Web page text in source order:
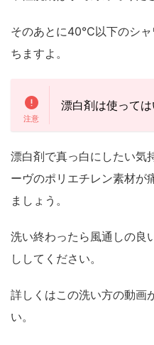
そのあとに40℃以下のシャ
ちますよ。
漂白剤は使っては
漂白剤で真っ白にしたい気
ーヴのポリエチレン素材が
ましょう。
洗い終わったら風通しの良
ししてください。
詳しくはこの洗い方の動画
い。